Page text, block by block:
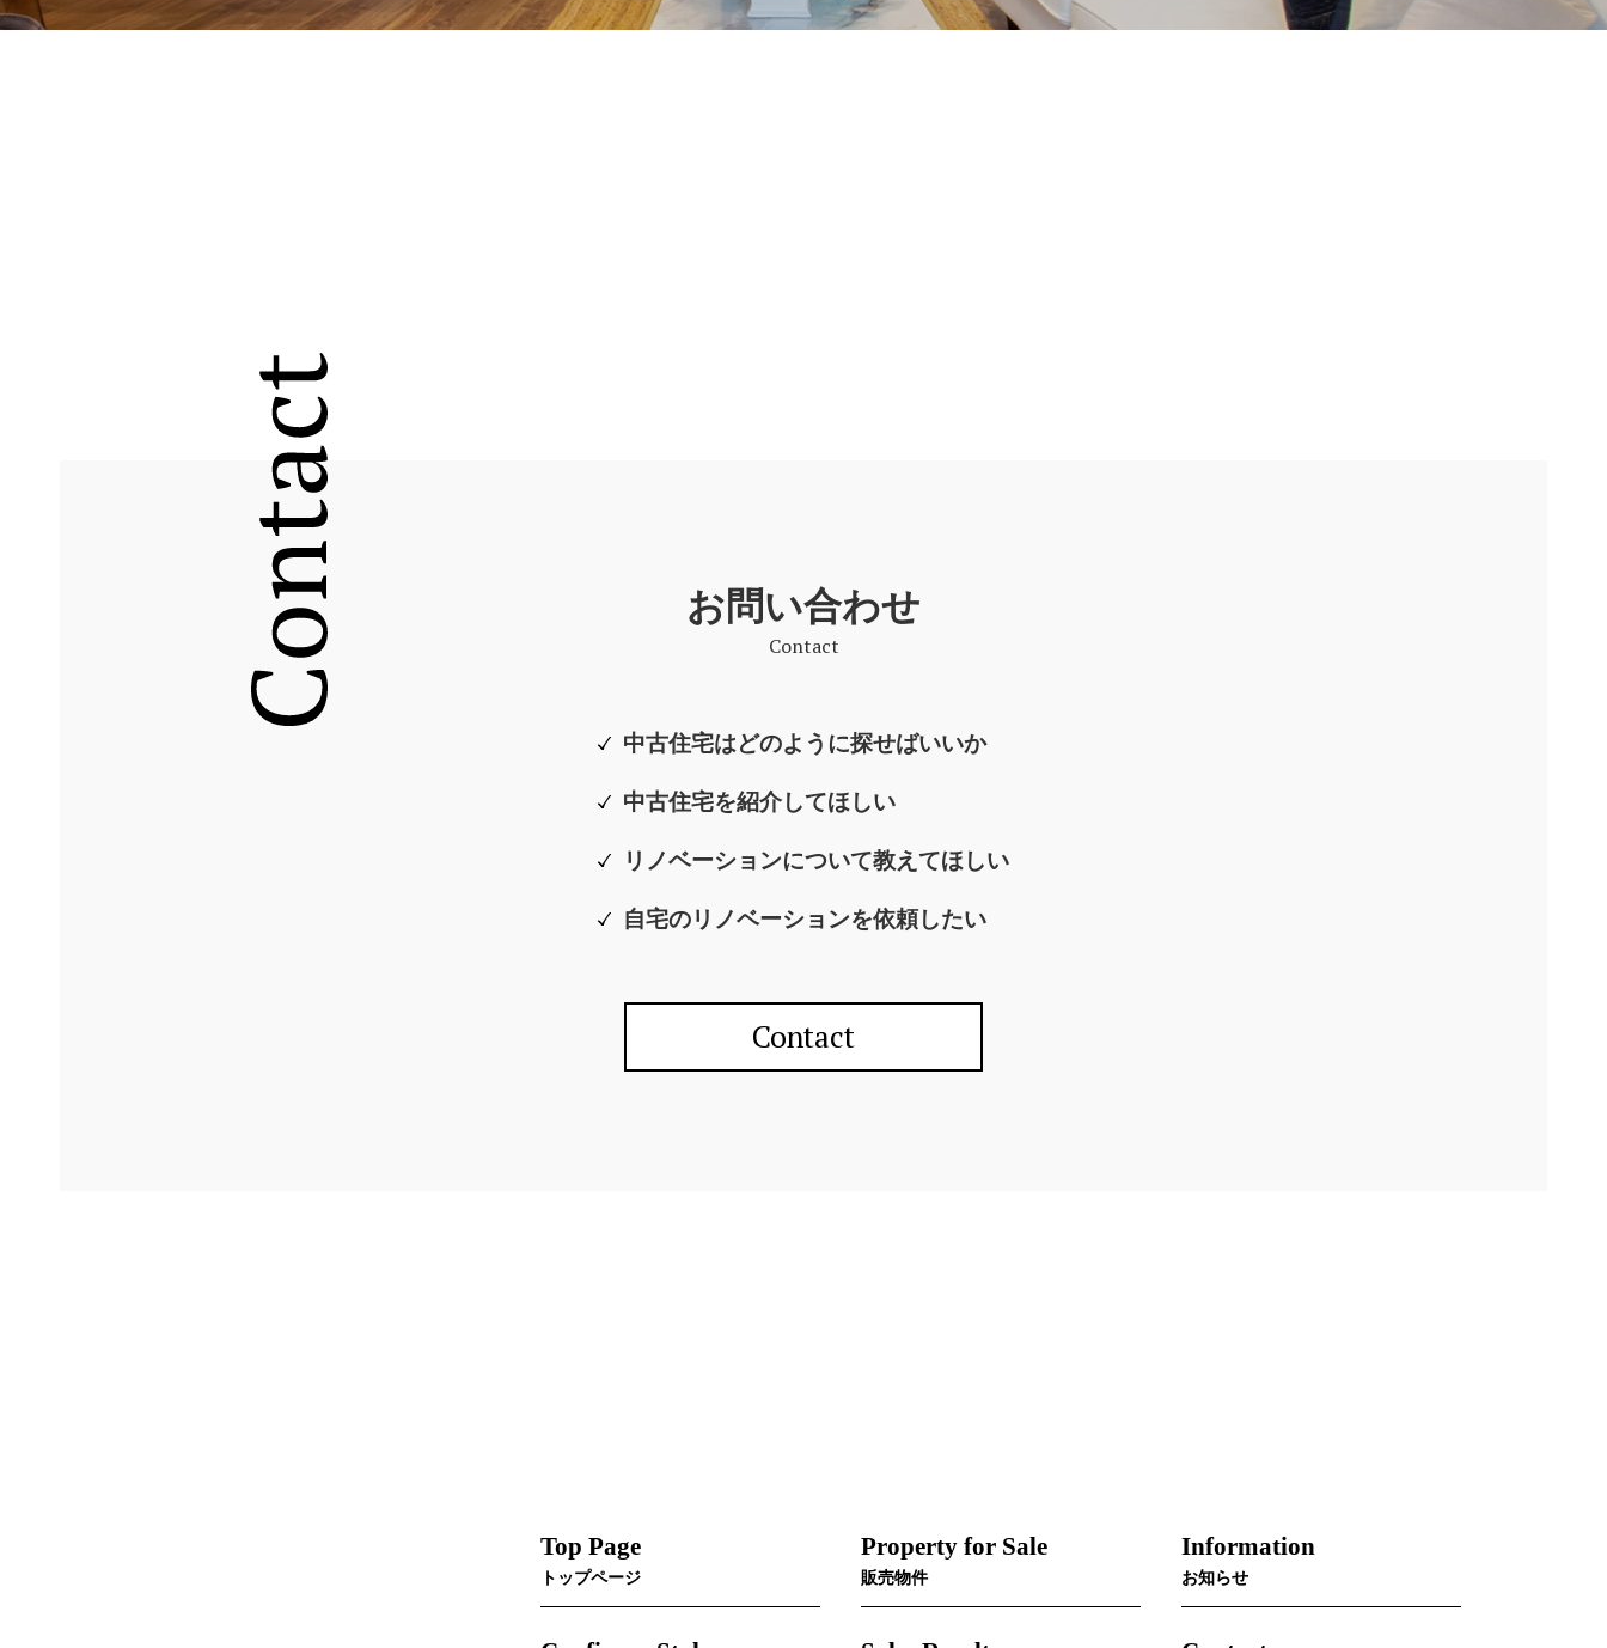
お問い合わせ
Contact
中古住宅はどのように探せばいいか
中古住宅を紹介してほしい
リノベーションについて教えてほしい
自宅のリノベーションを依頼したい
Contact
Top Page
トップページ
Property for Sale
販売物件
Information
お知らせ